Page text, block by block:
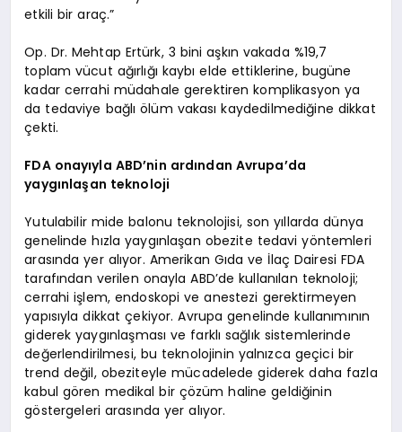
etkili bir araç.”
Op. Dr. Mehtap Ertürk, 3 bini aşkın vakada %19,7
toplam vücut ağırlığı kaybı elde ettiklerine, bugüne
kadar cerrahi müdahale gerektiren komplikasyon ya
da tedaviye bağlı ölüm vakası kaydedilmediğine dikkat
çekti.
FDA onayıyla ABD’nin ardından Avrupa’da
yaygınlaşan teknoloji
Yutulabilir mide balonu teknolojisi, son yıllarda dünya
genelinde hızla yaygınlaşan obezite tedavi yöntemleri
arasında yer alıyor. Amerikan Gıda ve İlaç Dairesi FDA
tarafından verilen onayla ABD’de kullanılan teknoloji;
cerrahi işlem, endoskopi ve anestezi gerektirmeyen
yapısıyla dikkat çekiyor. Avrupa genelinde kullanımının
giderek yaygınlaşması ve farklı sağlık sistemlerinde
değerlendirilmesi, bu teknolojinin yalnızca geçici bir
trend değil, obeziteyle mücadelede giderek daha fazla
kabul gören medikal bir çözüm haline geldiğinin
göstergeleri arasında yer alıyor.